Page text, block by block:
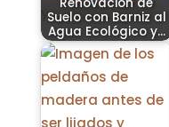
Renovación de
Suelo con Barniz al
Agua Ecológico y…